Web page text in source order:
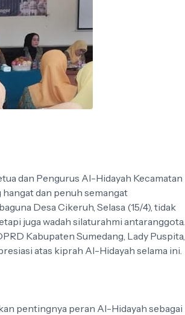
dan Pengurus Al-Hidayah Kecamatan
dan penuh semangat
Desa Cikeruh, Selasa (15/4), tidak
juga wadah silaturahmi antaranggota.
Kabupaten Sumedang, Lady Puspita,
atas kiprah Al-Hidayah selama ini.
pentingnya peran Al-Hidayah sebagai